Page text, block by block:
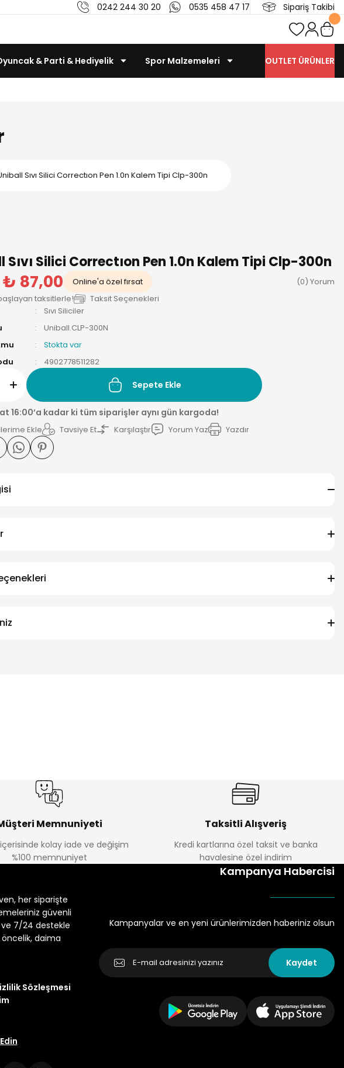
0242 244 30 20 0535 458 47 17 Sipariş Takibi
& Parti & Hediyelik Spor Malzemeleri OUTLET ÜRÜNLER
Sıvı Silici Correctıon Pen 1.0n Kalem Tipi Clp-300n
Sıvı Silici Correctıon Pen 1.0n Kalem Tipi Clp-300n
₺ 87,00 Online'a özel fırsat
(0) Yorum
taksitlerle!
Taksit Seçenekleri
Sıvı Siliciler
Uniball.CLP-300N
Stokta var
4902778511282
Sepete Ekle
16:00’a kadar ki tüm siparişler aynı gün kargoda!
Tavsiye Et Karşılaştır Yorum Yaz Yazdır
Memnuniyeti
kolay iade ve değişim
%100 memnuniyet
Taksitli Alışveriş
Kredi kartlarına özel taksit ve banka
havalesine özel indirim
her siparişte
güvenli
ve 7/24 destekle
öncelik, daima
Sözleşmesi
Kampanya Habercisi
Kampanyalar ve en yeni ürünlerimizden haberiniz olsun
Kaydet